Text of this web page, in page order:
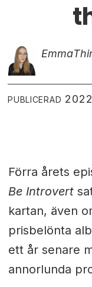
Emma
PUBLICERAD
Förra årets
Be Introvert
kartan, även
prisbelönta
ett år senare
annorlunda